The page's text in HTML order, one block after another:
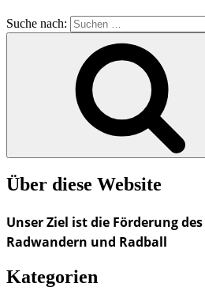
Suche nach:
Über diese Website
Unser Ziel ist die Förderung
Radwandern und Radball
Kategorien